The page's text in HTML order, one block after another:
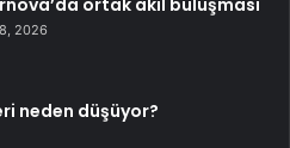
ortak akıl buluşması
2026
neden düşüyor?